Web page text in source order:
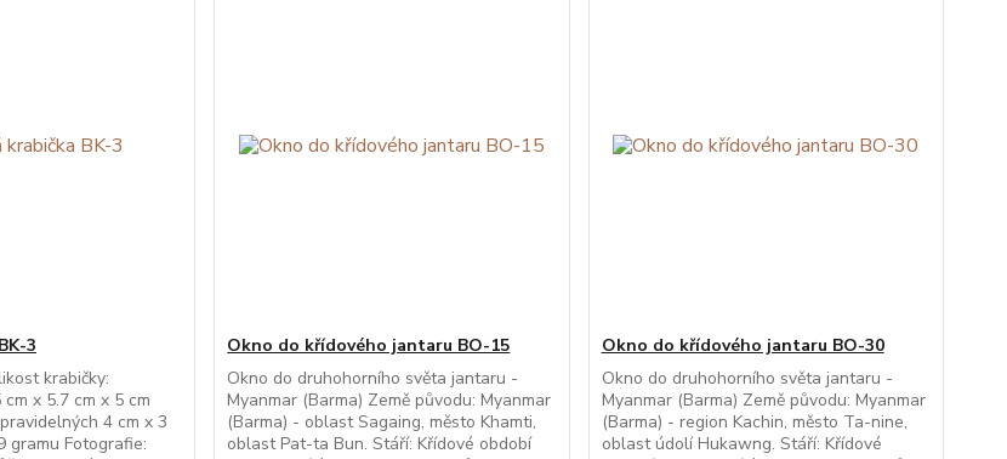
3
krabičky:
x 5.7 cm x 5 cm
4 cm x 3
gramu Fotografie:
Okno do křídového jantaru BO-15
Okno do druhohorního světa jantaru -
Myanmar (Barma) Země původu: Myanmar
(Barma) - oblast Sagaing, město Khamti,
oblast Pat-ta Bun. Stáří: Křídové období
Okno do křídového jantaru BO-30
Okno do druhohorního světa jantaru -
Myanmar (Barma) Země původu: Myanmar
(Barma) - region Kachin, město Ta-nine,
oblast údolí Hukawng. Stáří: Křídové